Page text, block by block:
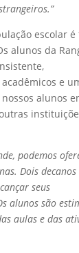
escolar
alunos da
e
alunos
podemos
Dois
seus
alunos são
aulas e das